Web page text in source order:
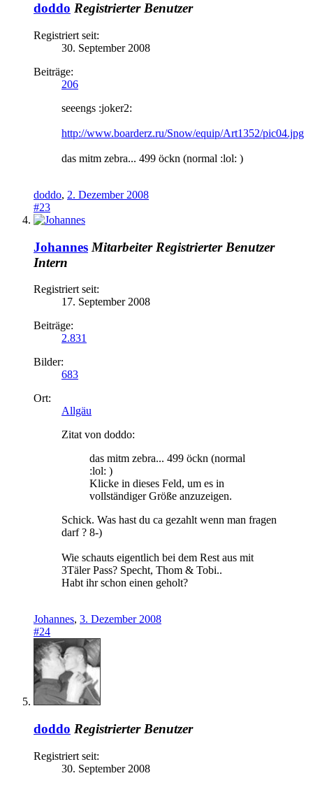
doddo Registrierter Benutzer
Registriert seit:
30. September 2008
Beiträge:
206
seeengs :joker2:
http://www.boarderz.ru/Snow/equip/Art1352/pic04.jpg
das mitm zebra... 499 öckn (normal :lol: )
doddo, 2. Dezember 2008
#23
Johannes Mitarbeiter Registrierter Benutzer
Intern
Registriert seit:
17. September 2008
Beiträge:
2.831
Bilder:
683
Ort:
Allgäu
Zitat von doddo:
das mitm zebra... 499 öckn (normal
:lol: )
Klicke in dieses Feld, um es in
vollständiger Größe anzuzeigen.
Schick. Was hast du ca gezahlt wenn man fragen
darf ? 8-)
Wie schauts eigentlich bei dem Rest aus mit
3Täler Pass? Specht, Thom & Tobi..
Habt ihr schon einen geholt?
Johannes, 3. Dezember 2008
#24
doddo Registrierter Benutzer
Registriert seit:
30. September 2008